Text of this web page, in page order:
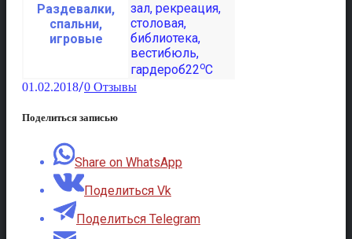
Раздевалки,
спальни,
игровые
22oC
01.02.2018/0 Отзывы
Поделиться записью
Share on WhatsApp
Поделиться Vk
Поделиться Telegram